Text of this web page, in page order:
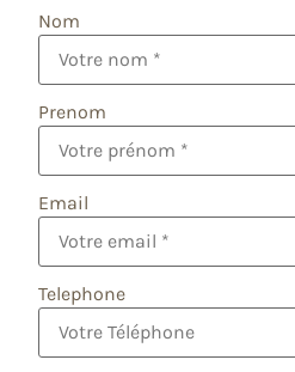
Nom
Prenom
Email
Telephone